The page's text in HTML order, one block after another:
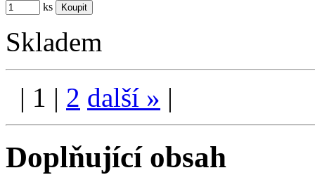
ks
Skladem
| 1 | 2 další » |
Doplňující obsah